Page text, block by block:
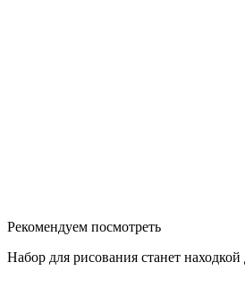
Рекомендуем посмотреть
Набор для рисования станет